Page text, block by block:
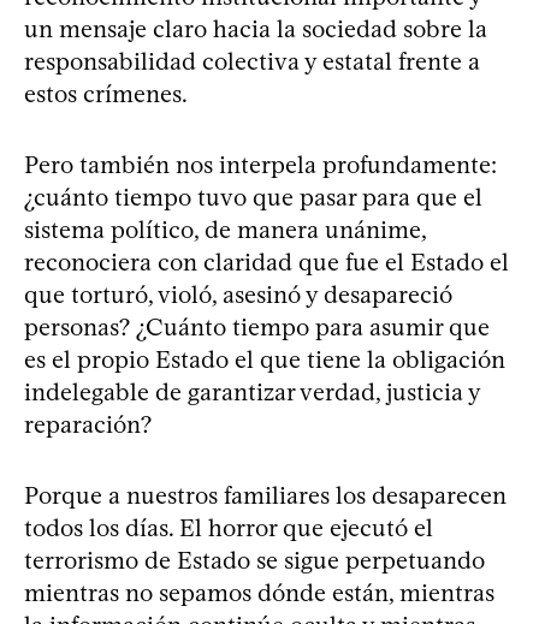
un mensaje claro hacia la sociedad sobre la
responsabilidad colectiva y estatal frente a
estos crímenes.
Pero también nos interpela profundamente:
¿cuánto tiempo tuvo que pasar para que el
sistema político, de manera unánime,
reconociera con claridad que fue el Estado el
que torturó, violó, asesinó y desapareció
personas? ¿Cuánto tiempo para asumir que
es el propio Estado el que tiene la obligación
indelegable de garantizar verdad, justicia y
reparación?
Porque a nuestros familiares los desaparecen
todos los días. El horror que ejecutó el
terrorismo de Estado se sigue perpetuando
mientras no sepamos dónde están, mientras